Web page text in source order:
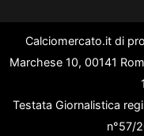
Calciomercato.it di
Marchese 10, 00141
Testata Giornalistica
n°57/